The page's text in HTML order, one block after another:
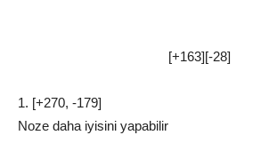
[+163][-28]
1. [+270, -179]
Noze daha iyisini yapabilir